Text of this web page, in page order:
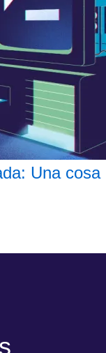
Una